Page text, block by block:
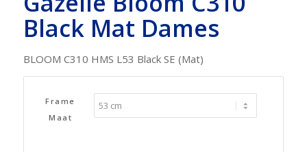
Black Mat Dames
BLOOM C310 HMS L53 Black SE (Mat)
Frame
Maat